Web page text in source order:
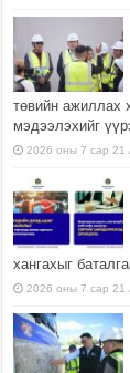
төвийн ажиллах
мэдээлэхийг
2026 оны 7 сар 21
хангахыг
2026 оны 7 сар 21